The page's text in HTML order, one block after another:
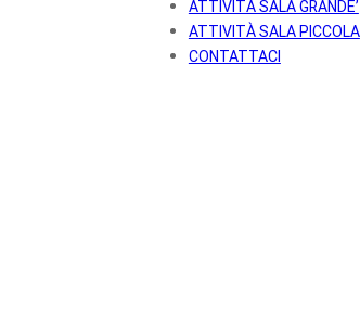
ATTIVITÀ SALA GRANDE’
ATTIVITÀ SALA PICCOLA
CONTATTACI